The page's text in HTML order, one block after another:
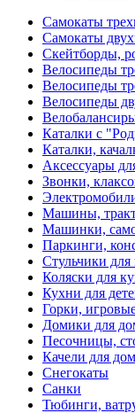
Самокаты
Самокаты
Скейтборды,
Велосипеды
Велосипеды
Велосипеды
Каталки с
Каталки,
Аксессуары
Звонки,
Машины,
Машинки,
Паркинги,
Стульчики для
Коляски для
Кухни для
Горки,
Домики для
Песочницы,
Качели для
Снегокаты
Санки
Тюбинги,